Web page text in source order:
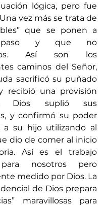
lógica, pero fue
vez más se trata de
que se ponen a
paso y que no
Así son los
caminos del Señor,
sacrificó su puñado
recibió una provisión
Dios suplió sus
y confirmó su poder
a su hijo utilizando al
dio de comer al inicio
Así es el trabajo
para nosotros pero
medido por Dios. La
de Dios prepara
maravillosas para